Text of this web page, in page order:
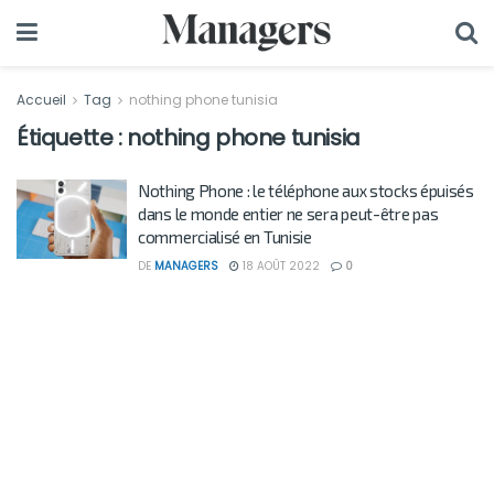
Accueil Tag nothing phone tunisia
Étiquette : nothing phone tunisia
Nothing Phone : le téléphone aux stocks épuisés
dans le monde entier ne sera peut-être pas
commercialisé en Tunisie
DE MANAGERS 18 AOÛT 2022 0